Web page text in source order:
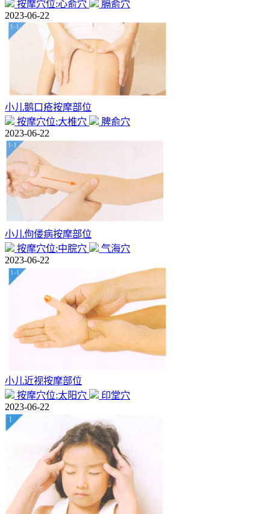
按摩穴位:心俞穴
膈俞穴
2023-06-22
小儿鹅口疮按摩部位
按摩穴位:大椎穴
脾俞穴
2023-06-22
小儿佝偻病按摩部位
按摩穴位:中脘穴
气海穴
2023-06-22
小儿近视按摩部位
按摩穴位:太阳穴
印堂穴
2023-06-22